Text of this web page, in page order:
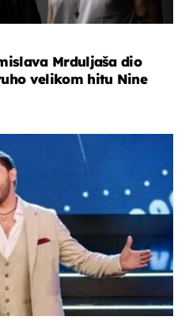
Mrduljaša dio
velikom hitu Nine